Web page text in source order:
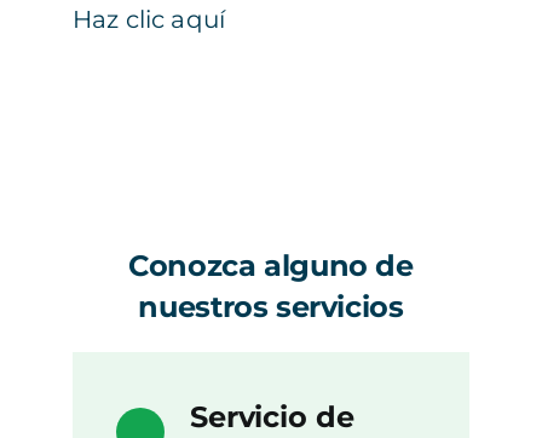
Haz clic aquí
Conozca alguno de
nuestros servicios
Servicio de